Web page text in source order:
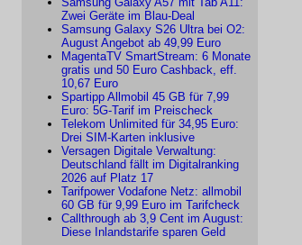
Zwei Geräte im Blau-Deal
Samsung Galaxy S26 Ultra bei O2:
August Angebot ab 49,99 Euro
MagentaTV SmartStream: 6 Monate
gratis und 50 Euro Cashback, eff.
10,67 Euro
Spartipp Allmobil 45 GB für 7,99
Euro: 5G-Tarif im Preischeck
Telekom Unlimited für 34,95 Euro:
Drei SIM-Karten inklusive
Versagen Digitale Verwaltung:
Deutschland fällt im Digitalranking
2026 auf Platz 17
Tarifpower Vodafone Netz: allmobil
60 GB für 9,99 Euro im Tarifcheck
Callthrough ab 3,9 Cent im August:
Diese Inlandstarife sparen Geld